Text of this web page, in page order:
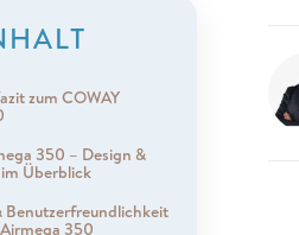
zum COWAY
350 – Design &
Überblick
Benutzerfreundlichkeit
350